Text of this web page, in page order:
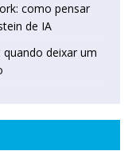
como pensar
de IA
deixar um